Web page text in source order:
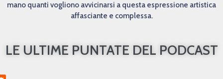
mano quanti vogliono avvicinarsi a questa espressione artistica
affasciante e complessa.
LE ULTIME PUNTATE DEL PODCAST